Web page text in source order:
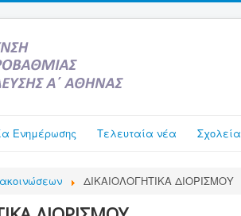
Ενημέρωσης Τελευταία νέα Σχολεία
ΔΙΚΑΙΟΛΟΓΗΤΙΚΑ ΔΙΟΡΙΣΜΟΥ